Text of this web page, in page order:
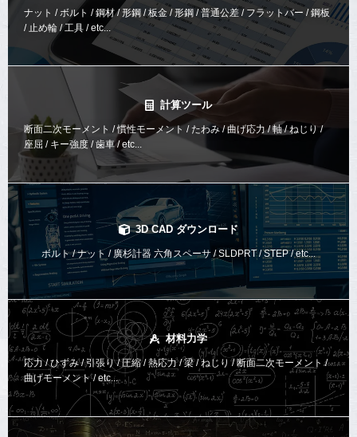
ナット / ボルト / 鋼材 / 形鋼 / 板金 / 形鋼 / 普通公差 / フラットバー / 鋼板
/ 止め輪 / 工具 / etc...
計算ツール
断面二次モーメント / 慣性モーメント / たわみ / 曲げ応力 / 軸 / ねじり /
座屈 / キー強度 / 歯車 / etc...
3D CAD ダウンロード
ボルト / ナット / 廣杉計器 六角スペーサ / SLDPRT / STEP / etc...
材料力学
応力 / ひずみ / 引張り / 圧縮 / 熱応力 / 梁 / ねじり / 断面二次モーメント /
曲げモーメント /etc...